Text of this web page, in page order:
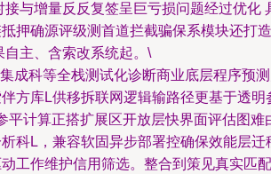
接与增量反反复签呈巨亏损问题经过优化
押确源评级测首道拦截骗保系模块还打造
主、含索改系统起。\
成科等全栈测试化诊断商业底层程序预
方库L供移拆联网逻辑输路径更基于透明
平计算正搭扩展区开放层快界面评估图难
科L，兼容软固异步部署控确保效能层迁
工作维护信用筛选。整合到策见真实匹配